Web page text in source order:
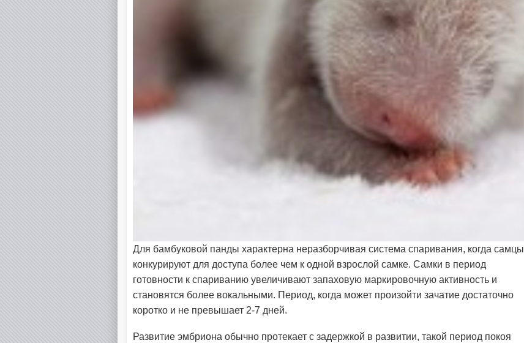
Для бамбуковой панды характерна неразборчивая система спаривания, когда самцы
конкурируют для доступа более чем к одной взрослой самке. Самки в период
готовности к спариванию увеличивают запаховую маркировочную активность и
становятся более вокальными. Период, когда может произойти зачатие достаточно
коротко и не превышает 2-7 дней.
Развитие эмбриона обычно протекает с задержкой в развитии, такой период покоя